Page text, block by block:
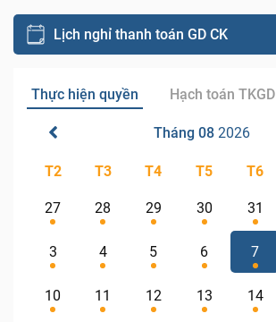
Lịch nghỉ thanh toán GD CK
Thực hiện quyền Hạch toán TKGD
Tháng 08 2026
T2 T3 T4 T5 T6
27 28 29 30 31
3 4 5 6 7
10 11 12 13 14